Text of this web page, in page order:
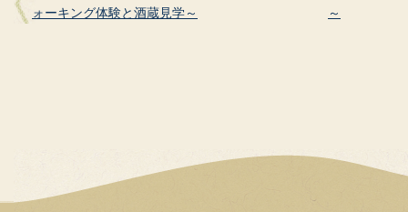
ォーキング体験と酒蔵見学～
～